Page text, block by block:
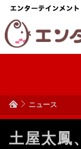
ニュース
土屋太鳳